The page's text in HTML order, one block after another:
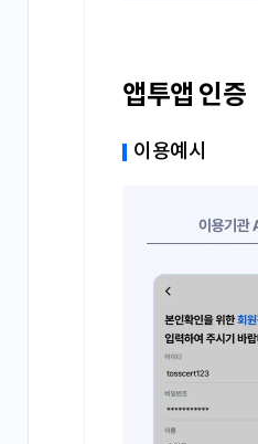
앱투앱 인증
이용예시